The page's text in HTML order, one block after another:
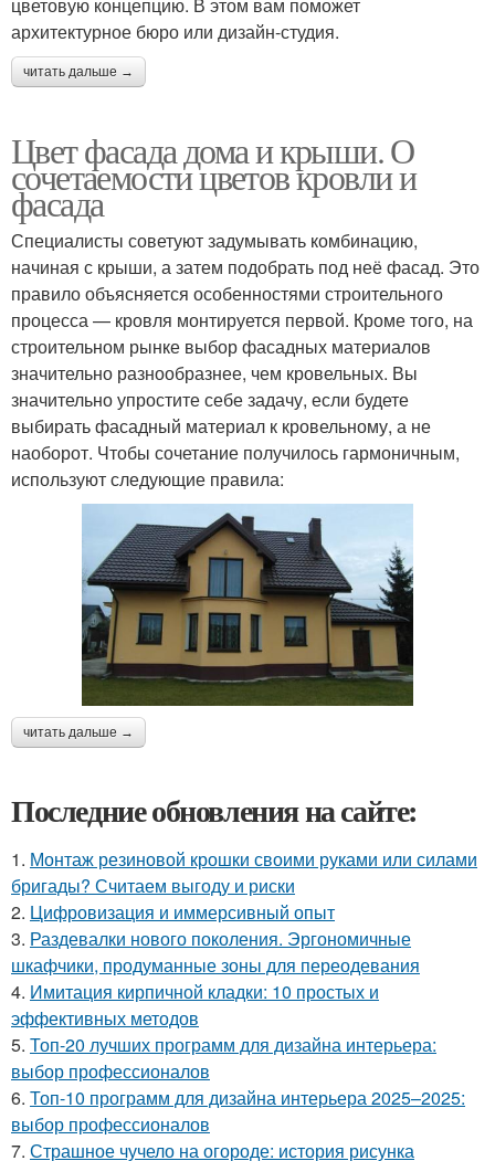
цветовую концепцию. В этом вам поможет
архитектурное бюро или дизайн-студия.
читать дальше →
Цвет фасада дома и крыши. О
сочетаемости цветов кровли и
фасада
Специалисты советуют задумывать комбинацию,
начиная с крыши, а затем подобрать под неё фасад. Это
правило объясняется особенностями строительного
процесса — кровля монтируется первой. Кроме того, на
строительном рынке выбор фасадных материалов
значительно разнообразнее, чем кровельных. Вы
значительно упростите себе задачу, если будете
выбирать фасадный материал к кровельному, а не
наоборот. Чтобы сочетание получилось гармоничным,
используют следующие правила:
читать дальше →
Последние обновления на сайте:
1. Монтаж резиновой крошки своими руками или силами
бригады? Считаем выгоду и риски
2. Цифровизация и иммерсивный опыт
3. Раздевалки нового поколения. Эргономичные
шкафчики, продуманные зоны для переодевания
4. Имитация кирпичной кладки: 10 простых и
эффективных методов
5. Топ-20 лучших программ для дизайна интерьера:
выбор профессионалов
6. Топ-10 программ для дизайна интерьера 2025–2025:
выбор профессионалов
7. Страшное чучело на огороде: история рисунка